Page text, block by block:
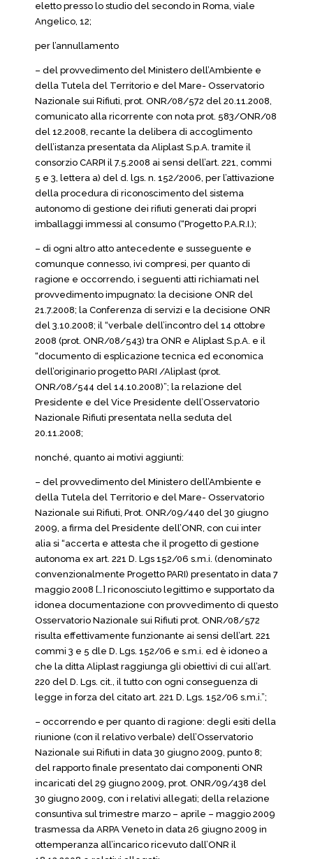
eletto presso lo studio del secondo in Roma, viale
Angelico, 12;
per l’annullamento
– del provvedimento del Ministero dell’Ambiente e
della Tutela del Territorio e del Mare- Osservatorio
Nazionale sui Rifiuti, prot. ONR/08/572 del 20.11.2008,
comunicato alla ricorrente con nota prot. 583/ONR/08
del 12.2008, recante la delibera di accoglimento
dell’istanza presentata da Aliplast S.p.A. tramite il
consorzio CARPI il 7.5.2008 ai sensi dell’art. 221, commi
5 e 3, lettera a) del d. lgs. n. 152/2006, per l’attivazione
della procedura di riconoscimento del sistema
autonomo di gestione dei rifiuti generati dai propri
imballaggi immessi al consumo (“Progetto P.A.R.I.);
– di ogni altro atto antecedente e susseguente e
comunque connesso, ivi compresi, per quanto di
ragione e occorrendo, i seguenti atti richiamati nel
provvedimento impugnato: la decisione ONR del
21.7.2008; la Conferenza di servizi e la decisione ONR
del 3.10.2008; il “verbale dell’incontro del 14 ottobre
2008 (prot. ONR/08/543) tra ONR e Aliplast S.p.A. e il
“documento di esplicazione tecnica ed economica
dell’originario progetto PARI /Aliplast (prot.
ONR/08/544 del 14.10.2008)”; la relazione del
Presidente e del Vice Presidente dell’Osservatorio
Nazionale Rifiuti presentata nella seduta del
20.11.2008;
nonché, quanto ai motivi aggiunti:
– del provvedimento del Ministero dell’Ambiente e
della Tutela del Territorio e del Mare- Osservatorio
Nazionale sui Rifiuti, Prot. ONR/09/440 del 30 giugno
2009, a firma del Presidente dell’ONR, con cui inter
alia si “accerta e attesta che il progetto di gestione
autonoma ex art. 221 D. Lgs 152/06 s.m.i. (denominato
convenzionalmente Progetto PARI) presentato in data 7
maggio 2008 […] riconosciuto legittimo e supportato da
idonea documentazione con provvedimento di questo
Osservatorio Nazionale sui Rifiuti prot. ONR/08/572
risulta effettivamente funzionante ai sensi dell’art. 221
commi 3 e 5 dle D. Lgs. 152/06 e s.m.i. ed è idoneo a
che la ditta Aliplast raggiunga gli obiettivi di cui all’art.
220 del D. Lgs. cit., il tutto con ogni conseguenza di
legge in forza del citato art. 221 D. Lgs. 152/06 s.m.i.”;
– occorrendo e per quanto di ragione: degli esiti della
riunione (con il relativo verbale) dell’Osservatorio
Nazionale sui Rifiuti in data 30 giugno 2009, punto 8;
del rapporto finale presentato dai componenti ONR
incaricati del 29 giugno 2009, prot. ONR/09/438 del
30 giugno 2009, con i relativi allegati; della relazione
consuntiva sul trimestre marzo – aprile – maggio 2009
trasmessa da ARPA Veneto in data 26 giugno 2009 in
ottemperanza all’incarico ricevuto dall’ONR il